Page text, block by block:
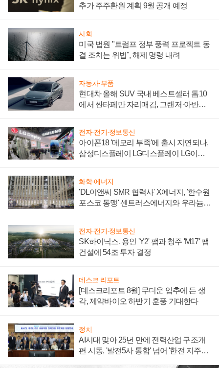
추가 주주환원 계획 9월 공개 예정
사회
미국 법원 "트럼프 정부 풍력 프로젝트 동
결 조치는 위법", 해제 명령 내려
자동차·부품
현대차 올해 SUV 국내 베스트셀러 톱10
에서 싼타페만 자리매김, 그랜저·아반떼
전자·전기·정보통신
아이폰18 '메모리 부족'에 출시 지연되나,
삼성디스플레이 LG디스플레이 LG이노
화학·에너지
'DL이앤씨 SMR 협력사' X에너지, '한수원
포스코 동맹' 센트러스에너지와 우라늄
전자·전기·정보통신
SK하이닉스, 용인 'Y2' 팹과 청주 'M17' 팹
건설에 54조 투자 결정
데스크 리포트
[데스크리포트 8월] 무더운 입추에 든 생
각, 제약바이오 하반기 훈풍 기대한다
정치
AI시대 맞아 25년 만에 전력산업 구조개
편 시동, '발전5사 통합' 넘어 '한전 지주사'